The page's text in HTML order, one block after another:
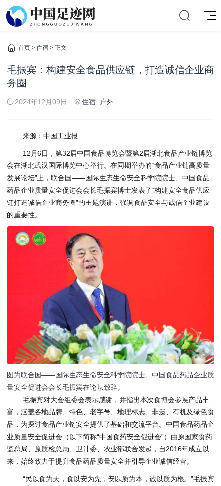
首页 > 住宿 > 正文
毛振宾：构建安全食品供应链，打造诚信企业商
务圈
2024年12月09日 住宿 户外
来源：中国工业报
12月6日，第32届中国食品博览会暨第2届湖北食品产业链博览
会在湖北武汉国际博览中心举行。在同期举办的“食品产业链高质量
发展论坛”上，联合国——国际生态生命安全科学院院士、中国食品
药品企业质量安全促进会会长毛振宾博士发表了“构建安全食品供应
链打造诚信企业商务圈”的主题演讲，强调食品安全与诚信企业建设
的重要性。
图为联合国——国际生态生命安全科学院院士、中国食品药品企业质
量安全促进会会长毛振宾在论坛致辞。
毛振宾对大会组委会表示感谢，并指出本次食博会参展产品丰
富，涵盖各地品牌、特色、老字号、地理标志、非遗、有机及绿色食
品，为探讨食品产业链安全提供了基础和交流平台。中国食品药品企
业质量安全促进会（以下简称“中国食药安全促进会”）由原国家食药
监总局、原质检总局、卫计委、农业部联合发起，自2016年成立以
来，始终致力于提升食品药品质量安全并引导企业诚信经营。
“民以食为天，食以安为先，安以质为本，诚以质为根。”毛振宾